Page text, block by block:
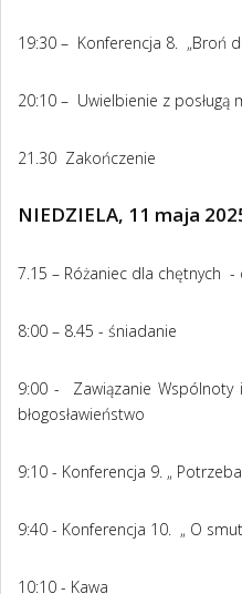
19:30 – Konferencja 8. „Broń
20:10 – Uwielbienie z posługą
21.30 Zakończenie
NIEDZIELA, 11 maja
7.15 – Różaniec dla chętnych -
8:00 – 8.45 - śniadanie
9:00 - Zawiązanie
błogosławieństwo
9:10 - Konferencja 9. „
9:40 - Konferencja 10. „ O
10:10 - Kawa